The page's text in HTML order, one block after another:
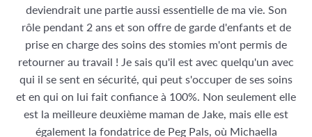
deviendrait une partie aussi essentielle de ma vie. Son
rôle pendant 2 ans et son offre de garde d'enfants et de
prise en charge des soins des stomies m'ont permis de
retourner au travail ! Je sais qu'il est avec quelqu'un avec
qui il se sent en sécurité, qui peut s'occuper de ses soins
et en qui on lui fait confiance à 100%. Non seulement elle
est la meilleure deuxième maman de Jake, mais elle est
également la fondatrice de Peg Pals, où Michaella